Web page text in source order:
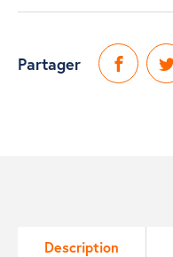
Partager
Description